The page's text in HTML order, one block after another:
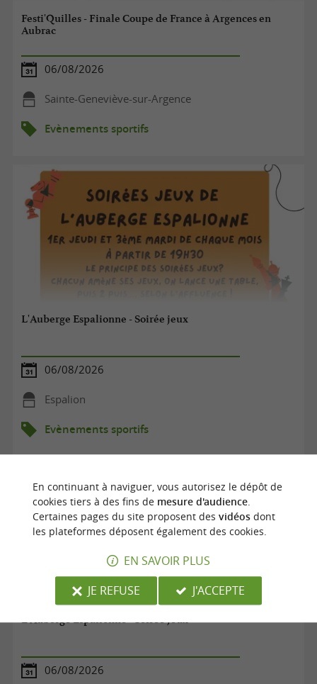
Festi'Quilles - Finale Coupe de France à Argences en
Aubrac
06/08/2026
Sainte-Geneviève-sur-Argence
Evènements sportifs
L'Auberge Espalionne - Soirée jeux
06/08/2026
Espalion
Evènements sportifs
L'Auberge Espalionne - Soirée jeux
06/08/2026
En continuant à naviguer, vous autorisez le dépôt de
cookies tiers à des fins de mesure d'audience.
Certaines pages du site proposent des vidéosdont
les plateformes déposent également des cookies.
EN SAVOIR PLUS
JE REFUSE
J'ACCEPTE